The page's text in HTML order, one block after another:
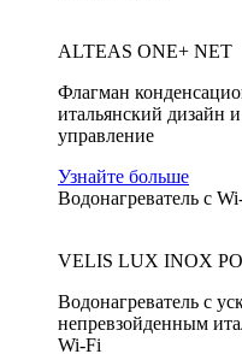
ALTEAS ONE+ NET
Флагман
итальянский дизайн
управление
Узнайте больше
Водонагреватель с
VELIS LUX INOX
Водонагреватель с
непревзойденным
Wi-Fi